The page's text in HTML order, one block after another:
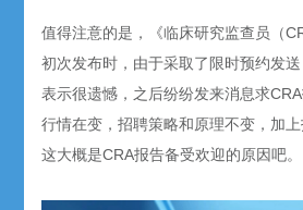
值得注意的是，《临床研究监查员（
初次发布时，由于采取了限时预约发
表示很遗憾，之后纷纷发来消息求
行情在变，招聘策略和原理不变，加上
这大概是CRA报告备受欢迎的原因吧。